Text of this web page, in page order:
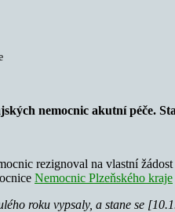
nemocnic akutní péče.
rezignoval na vlastní
Nemocnic Plzeňského kraje
roku vypsaly, a stane se